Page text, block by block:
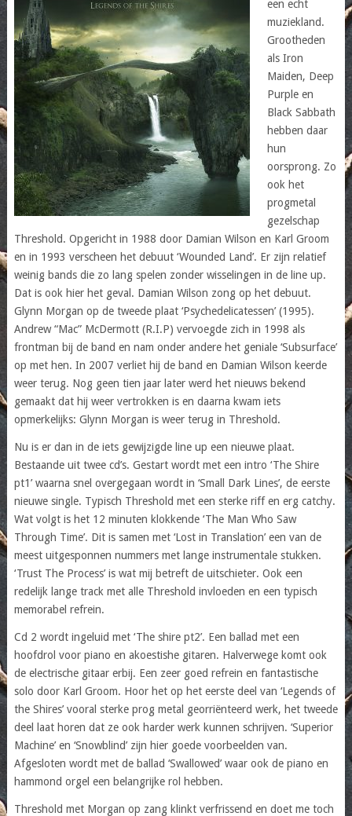
een echt
muziekland.
Grootheden
als Iron
Maiden, Deep
Purple en
Black Sabbath
hebben daar
hun
oorsprong. Zo
ook het
progmetal
gezelschap
Threshold. Opgericht in 1988 door Damian Wilson en Karl Groom
en in 1993 verscheen het debuut ‘Wounded Land’. Er zijn relatief
weinig bands die zo lang spelen zonder wisselingen in de line up.
Dat is ook hier het geval. Damian Wilson zong op het debuut.
Glynn Morgan op de tweede plaat ‘Psychedelicatessen’ (1995).
Andrew “Mac” McDermott (R.I.P) vervoegde zich in 1998 als
frontman bij de band en nam onder andere het geniale ‘Subsurface’
op met hen. In 2007 verliet hij de band en Damian Wilson keerde
weer terug. Nog geen tien jaar later werd het nieuws bekend
gemaakt dat hij weer vertrokken is en daarna kwam iets
opmerkelijks: Glynn Morgan is weer terug in Threshold.
Nu is er dan in de iets gewijzigde line up een nieuwe plaat.
Bestaande uit twee cd’s. Gestart wordt met een intro ‘The Shire
pt1’ waarna snel overgegaan wordt in ‘Small Dark Lines’, de eerste
nieuwe single. Typisch Threshold met een sterke riff en erg catchy.
Wat volgt is het 12 minuten klokkende ‘The Man Who Saw
Through Time’. Dit is samen met ‘Lost in Translation’ een van de
meest uitgesponnen nummers met lange instrumentale stukken.
‘Trust The Process’ is wat mij betreft de uitschieter. Ook een
redelijk lange track met alle Threshold invloeden en een typisch
memorabel refrein.
Cd 2 wordt ingeluid met ‘The shire pt2’. Een ballad met een
hoofdrol voor piano en akoestishe gitaren. Halverwege komt ook
de electrische gitaar erbij. Een zeer goed refrein en fantastische
solo door Karl Groom. Hoor het op het eerste deel van ‘Legends of
the Shires’ vooral sterke prog metal georriënteerd werk, het tweede
deel laat horen dat ze ook harder werk kunnen schrijven. ‘Superior
Machine’ en ‘Snowblind’ zijn hier goede voorbeelden van.
Afgesloten wordt met de ballad ‘Swallowed’ waar ook de piano en
hammond orgel een belangrijke rol hebben.
Threshold met Morgan op zang klinkt verfrissend en doet me toch